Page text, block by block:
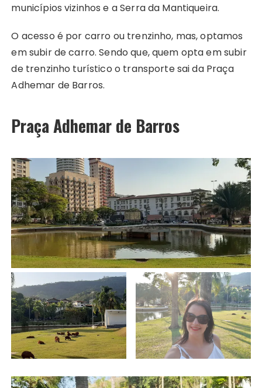
municípios vizinhos e a Serra da Mantiqueira.
O acesso é por carro ou trenzinho, mas, optamos
em subir de carro. Sendo que, quem opta em subir
de trenzinho turístico o transporte sai da Praça
Adhemar de Barros.
Praça Adhemar de Barros